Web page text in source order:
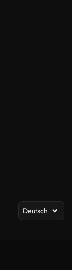
Deutsch